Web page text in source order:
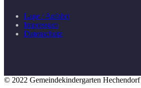
Lage / Anfahrt
Impressum
Datenschutz
© 2022 Gemeindekindergarten Hechendorf